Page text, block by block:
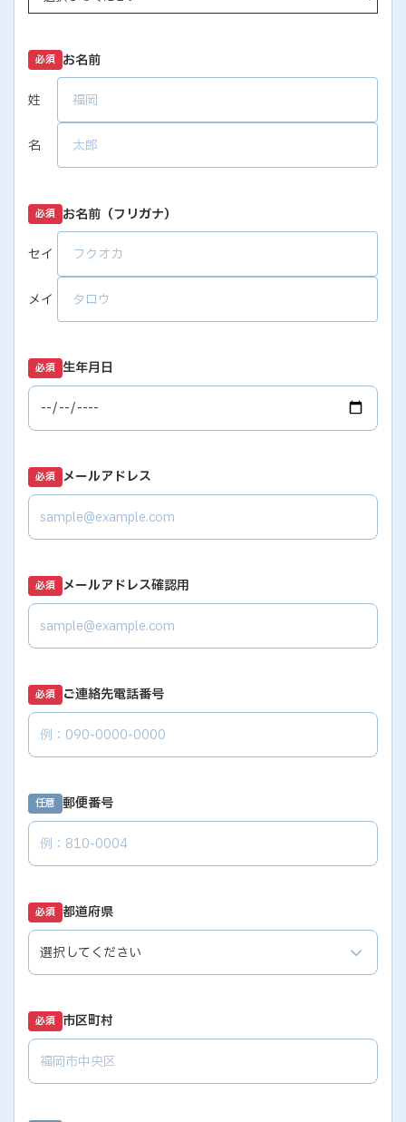
必須 お名前
姓
名
必須 お名前（フリガナ）
セイ
メイ
必須 生年月日
必須 メールアドレス
必須 メールアドレス確認用
必須 ご連絡先電話番号
任意 郵便番号
必須 都道府県
必須 市区町村